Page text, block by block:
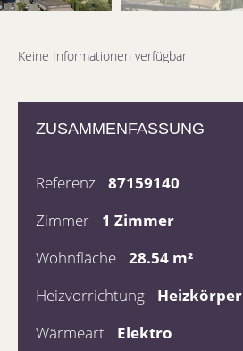
Keine Informationen verfügbar
ZUSAMMENFASSUNG
Referenz
87159140
Zimmer
1 Zimmer
Wohnfläche
28.54 m²
Heizvorrichtung
Heizkörper
Wärmeart
Elektro